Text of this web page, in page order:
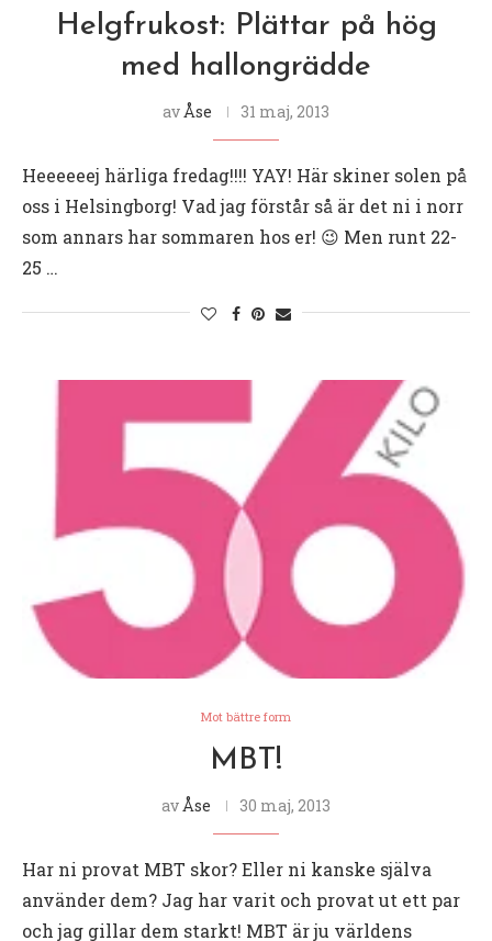
Helgfrukost: Plättar på hög
med hallongrädde
av Åse 31 maj, 2013
Heeeeeej härliga fredag!!!! YAY! Här skiner solen på
oss i Helsingborg! Vad jag förstår så är det ni i norr
som annars har sommaren hos er! 😉 Men runt 22-
25 …
Mot bättre form
MBT!
av Åse 30 maj, 2013
Har ni provat MBT skor? Eller ni kanske själva
använder dem? Jag har varit och provat ut ett par
och jag gillar dem starkt! MBT är ju världens